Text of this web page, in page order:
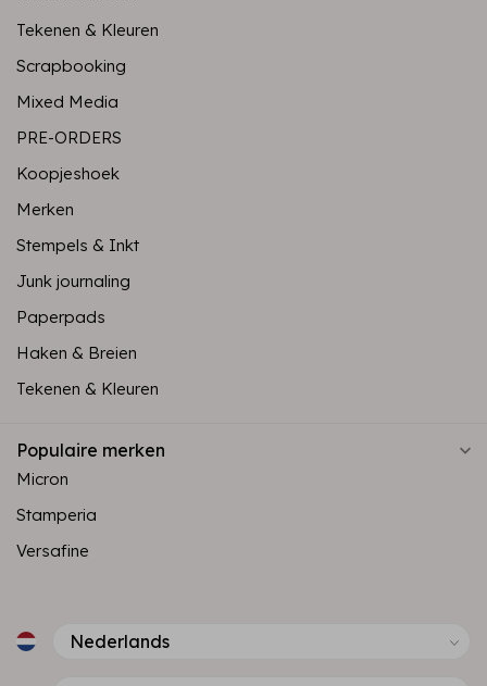
Tekenen & Kleuren
Scrapbooking
Mixed Media
PRE-ORDERS
Koopjeshoek
Merken
Stempels & Inkt
Junk journaling
Paperpads
Haken & Breien
Tekenen & Kleuren
Populaire merken
Micron
Stamperia
Versafine